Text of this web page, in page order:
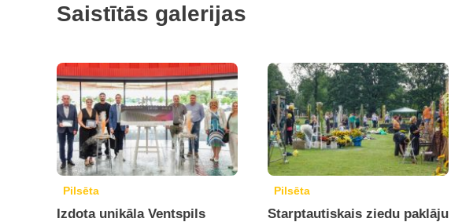
Saistītās galerijas
Pilsēta
Izdota unikāla Ventspils
Pilsēta
Starptautiskais ziedu paklāju